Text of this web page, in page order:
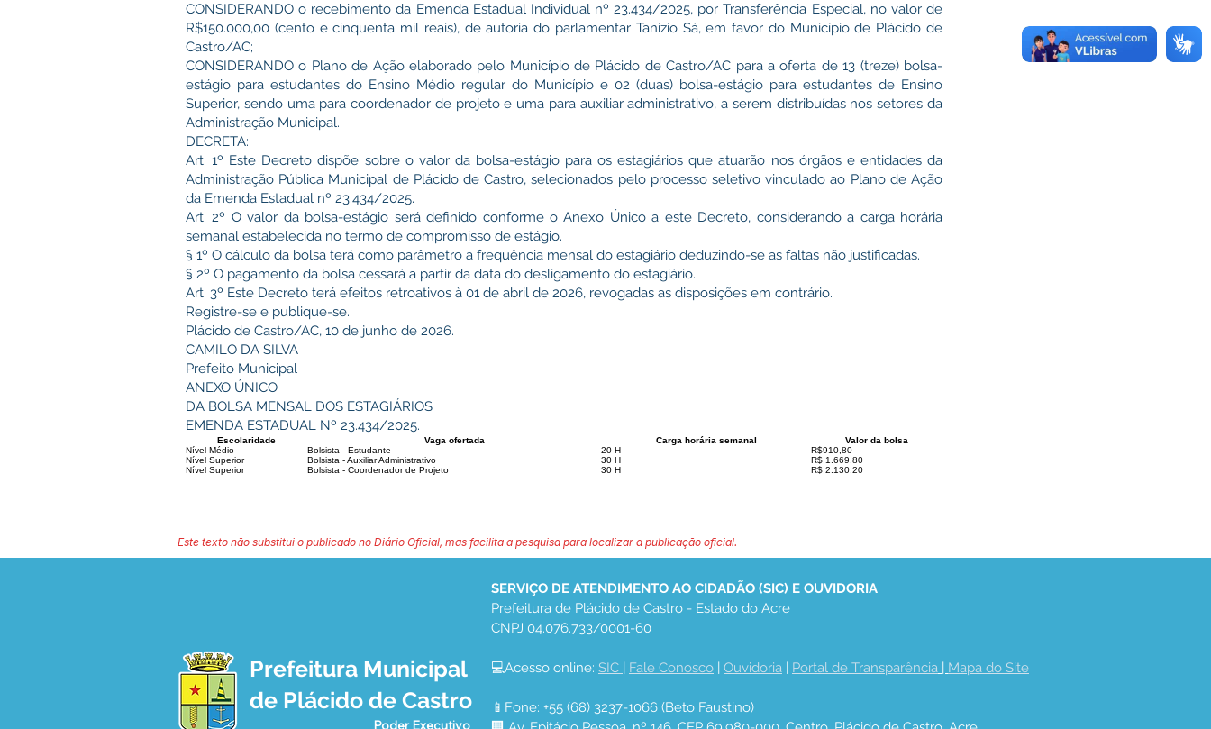
CONSIDERANDO o recebimento da Emenda Estadual Individual nº 23.434/2025, por Transferência Especial, no valor de
R$150.000,00 (cento e cinquenta mil reais), de autoria do parlamentar Tanizio Sá, em favor do Município de Plácido de
Castro/AC;
CONSIDERANDO o Plano de Ação elaborado pelo Município de Plácido de Castro/AC para a oferta de 13 (treze) bolsa-
estágio para estudantes do Ensino Médio regular do Município e 02 (duas) bolsa-estágio para estudantes de Ensino
Superior, sendo uma para coordenador de projeto e uma para auxiliar administrativo, a serem distribuídas nos setores da
Administração Municipal.
DECRETA:
Art. 1º Este Decreto dispõe sobre o valor da bolsa-estágio para os estagiários que atuarão nos órgãos e entidades da
Administração Pública Municipal de Plácido de Castro, selecionados pelo processo seletivo vinculado ao Plano de Ação
da Emenda Estadual nº 23.434/2025.
Art. 2º O valor da bolsa-estágio será definido conforme o Anexo Único a este Decreto, considerando a carga horária
semanal estabelecida no termo de compromisso de estágio.
§ 1º O cálculo da bolsa terá como parâmetro a frequência mensal do estagiário deduzindo-se as faltas não justificadas.
§ 2º O pagamento da bolsa cessará a partir da data do desligamento do estagiário.
Art. 3º Este Decreto terá efeitos retroativos à 01 de abril de 2026, revogadas as disposições em contrário.
Registre-se e publique-se.
Plácido de Castro/AC, 10 de junho de 2026.
CAMILO DA SILVA
Prefeito Municipal
ANEXO ÚNICO
DA BOLSA MENSAL DOS ESTAGIÁRIOS
EMENDA ESTADUAL Nº 23.434/2025.
Escolaridade Vaga ofertada Carga horária semanal
Valor da bolsa
Nível Médio
Bolsista - Estudante 20 H
R$910,80
Nível Superior
Bolsista - Auxiliar Administrativo 30 H
R$ 1.669,80
Nível Superior
Bolsista - Coordenador de Projeto 30 H R$ 2.130,20
Este texto não substitui o publicado no Diário Oficial, mas facilita a pesquisa para localizar a publicação oficial.
Prefeitura Municipal
de Plácido de Castro
Poder Executivo
SERVIÇO DE ATENDIMENTO AO CIDADÃO (SIC) E OUVIDORIA
Prefeitura de Plácido de Castro - Estado do Acre
CNPJ 04.076.733/0001-60
💻Acesso online: SIC | Fale Conosco | Ouvidoria | Portal de Transparência | Mapa do Site
📱Fone: +55 (68) 3237-1066 (Beto Faustino)